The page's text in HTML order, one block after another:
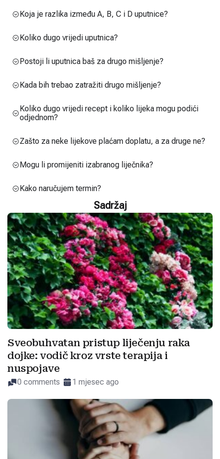
Koja je razlika između A, B, C i D uputnice?
Koliko dugo vrijedi uputnica?
Postoji li uputnica baš za drugo mišljenje?
Kada bih trebao zatražiti drugo mišljenje?
Koliko dugo vrijedi recept i koliko lijeka mogu podići
odjednom?
Zašto za neke lijekove plaćam doplatu, a za druge ne?
Mogu li promijeniti izabranog liječnika?
Kako naručujem termin?
Sadržaj
Sveobuhvatan pristup liječenju raka
dojke: vodič kroz vrste terapija i
nuspojave
0 comments 1 mjesec ago